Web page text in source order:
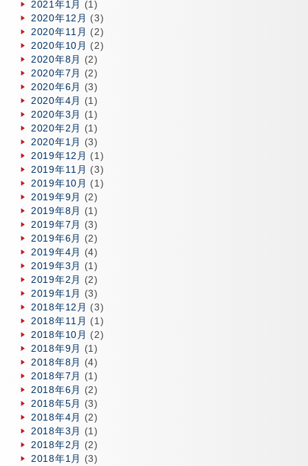
2021年1月
(1)
2020年12月 (3)
2020年11月 (2)
2020年10月 (2)
2020年8月
(2)
2020年7月
(2)
2020年6月
(3)
2020年4月
(1)
2020年3月
(1)
2020年2月
(1)
2020年1月
(3)
2019年12月 (1)
2019年11月 (3)
2019年10月 (1)
2019年9月
(2)
2019年8月
(1)
2019年7月
(3)
2019年6月
(2)
2019年4月
(4)
2019年3月
(1)
2019年2月
(2)
2019年1月
(3)
2018年12月 (3)
2018年11月 (1)
2018年10月 (2)
2018年9月
(1)
2018年8月
(4)
2018年7月
(1)
2018年6月
(2)
2018年5月
(3)
2018年4月
(2)
2018年3月
(1)
2018年2月
(2)
2018年1月
(3)